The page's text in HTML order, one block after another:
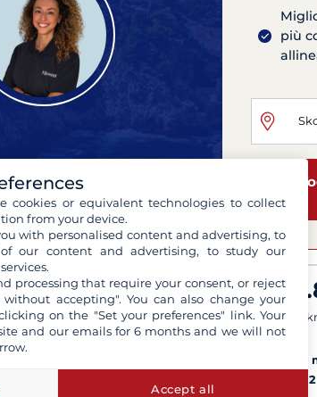
delle tue crociere
più
Bali
Skiathos (21
Skopelos)
cookies or equivalent technologies to collect
from your device.
with personalised content and advertising, to
our content and advertising, to study our
processing that require your consent, or reject
accepting". You can also change your
on the "Set your preferences" link. Your
and our emails for 6 months and we will not
Accept all